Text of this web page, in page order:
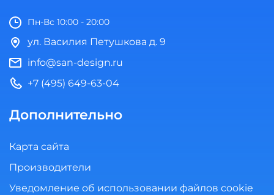
Пн-Вс 10:00 - 20:00
ул. Василия Петушкова д. 9
info@san-design.ru
+7 (495) 649-63-04
Дополнительно
Карта сайта
Производители
Уведомление об использовании файлов cookie